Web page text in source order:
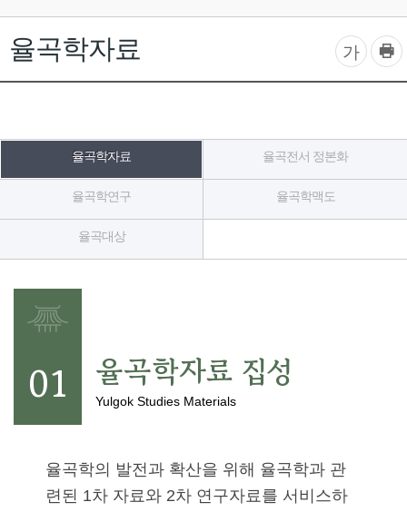
율곡학자료
글
자
기
조
가
프
린
트
율곡학자료 율곡전서 정본화
율곡학연구 율곡학맥도
율곡대상
01 율곡학자료 집성
Yulgok Studies Materials
율곡학의 발전과 확산을 위해 율곡학과 관
련된 1차 자료와 2차 연구자료를 서비스하